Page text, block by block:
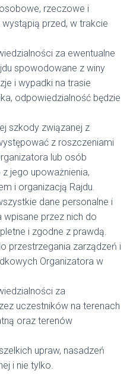
rzeczowe i
przed, w trakcie
za ewentualne
spowodowane z winy
i wypadki na trasie
odpowiedzialność będzie
szkody związanej z
z roszczeniami
lub osób
z jego upoważnienia,
i organizacją Rajdu.
dane personalne i
przez nich do
i zgodne z prawdą.
przestrzegania zarządzeń i
Organizatora w
za
uczestników na terenach
oraz terenów
upraw, nasadzeń
i nie tylko.